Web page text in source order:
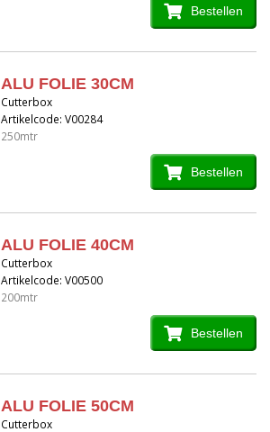
Bestellen
ALU FOLIE 30CM
Cutterbox
Artikelcode: V00284
250mtr
Bestellen
ALU FOLIE 40CM
Cutterbox
Artikelcode: V00500
200mtr
Bestellen
ALU FOLIE 50CM
Cutterbox